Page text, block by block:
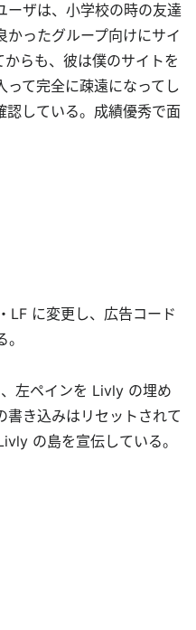
ーザは、小学校の時の友達
かったグループ向けにサイ
からも、彼は僕のサイトを
って完全に疎遠になってし
認している。成績優秀で面
LF に変更し、広告コード
左ペインを Livly の埋め
書き込みはリセットされて
の島を宣伝している。